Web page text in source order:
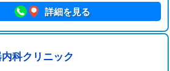
詳細を見る
科クリニック